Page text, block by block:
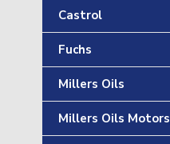
Castrol
Fuchs
Millers Oils
Millers Oils